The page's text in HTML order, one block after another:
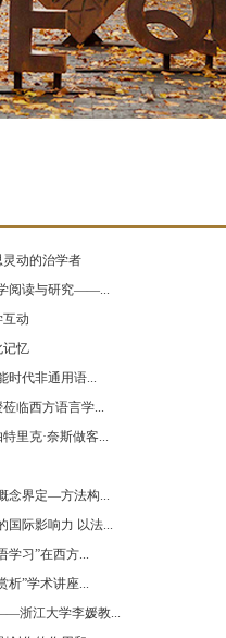
灵动的治学者
阅读与研究——...
动
记忆
时代非通用语...
临西方语言学...
里克·奈斯做客...
念界定—方法构...
国际影响力 以法...
学习”在西方...
析”学术讲座...
浙江大学李媛教...